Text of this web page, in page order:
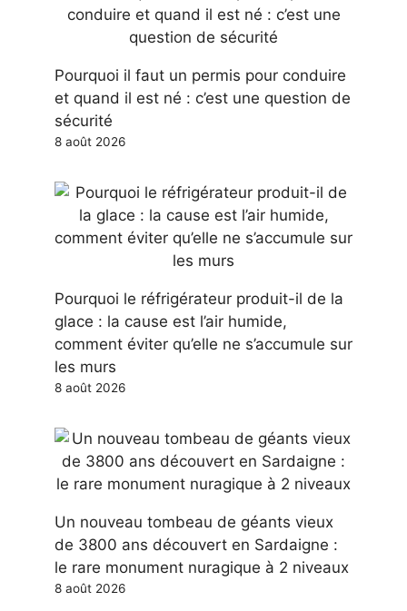
Pourquoi il faut un permis pour conduire
et quand il est né : c’est une question de
sécurité
8 août 2026
Pourquoi le réfrigérateur produit-il de la
glace : la cause est l’air humide,
comment éviter qu’elle ne s’accumule sur
les murs
8 août 2026
Un nouveau tombeau de géants vieux
de 3800 ans découvert en Sardaigne :
le rare monument nuragique à 2 niveaux
8 août 2026